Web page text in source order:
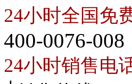
24小时全国免
400-0076-008
24小时销售电